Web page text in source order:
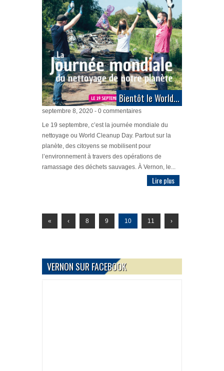
Bientôt le World...
septembre 8, 2020 - 0 commentaires
Le 19 septembre, c’est la journée mondiale du
nettoyage ou World Cleanup Day. Partout sur la
planète, des citoyens se mobilisent pour
l’environnement à travers des opérations de
ramassage des déchets sauvages. À Vernon, le...
Lire plus
« ‹ 8 9 10 11 ›
VERNON SUR FACEBOOK